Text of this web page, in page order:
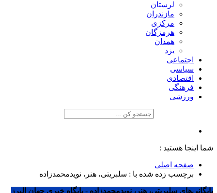
لرستان
مازندران
مرکزی
هرمزگان
همدان
یزد
اجتماعی
سیاسی
اقتصادی
فرهنگی
ورزشی
شما اینجا هستید :
صفحه اصلی
برچسب زده شده با : سلبریتی، هنر، نویدمحمدزاده
بایگانی‌های سلبریتی، هنر، نویدمحمدزاده - پایگاه خبری جهان البرز